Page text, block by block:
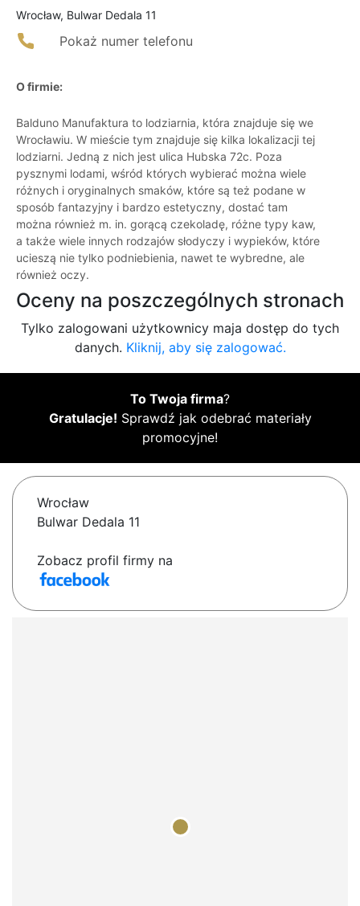
Wrocław, Bulwar Dedala 11
Pokaż numer telefonu
O firmie:
Balduno Manufaktura to lodziarnia, która znajduje się we
Wrocławiu. W mieście tym znajduje się kilka lokalizacji tej
lodziarni. Jedną z nich jest ulica Hubska 72c. Poza
pysznymi lodami, wśród których wybierać można wiele
różnych i oryginalnych smaków, które są też podane w
sposób fantazyjny i bardzo estetyczny, dostać tam
można również m. in. gorącą czekoladę, różne typy kaw,
a także wiele innych rodzajów słodyczy i wypieków, które
ucieszą nie tylko podniebienia, nawet te wybredne, ale
również oczy.
Oceny na poszczególnych stronach
Tylko zalogowani użytkownicy maja dostęp do tych
danych. Kliknij, aby się zalogować.
To Twoja firma?
Gratulacje! Sprawdź jak odebrać materiały
promocyjne!
Wrocław
Bulwar Dedala 11
Zobacz profil firmy na